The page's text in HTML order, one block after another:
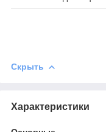
Скрыть
Характеристики